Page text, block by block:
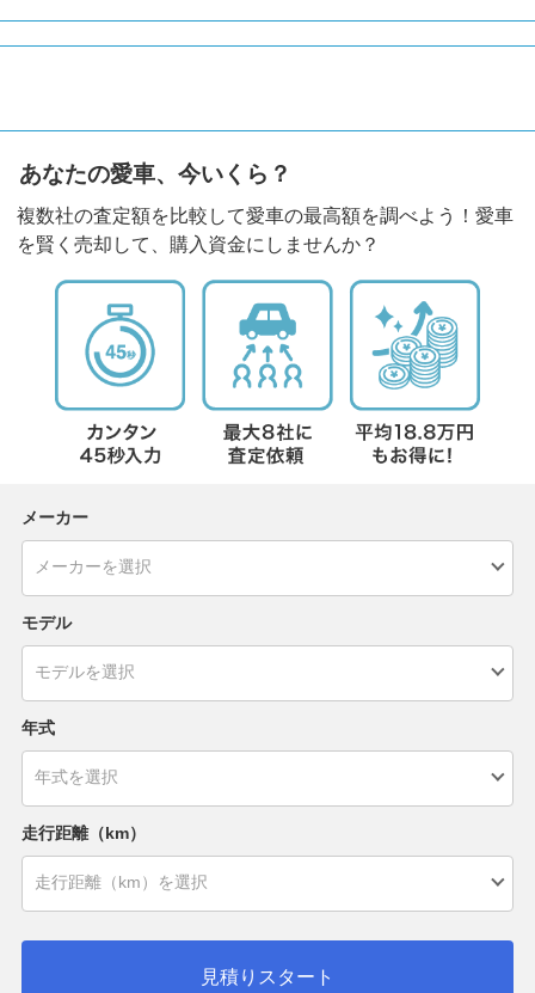
あなたの愛車、今いくら？
複数社の査定額を比較して愛車の最高額を調べよう！愛車
を賢く売却して、購入資金にしませんか？
メーカー
モデル
年式
走行距離（km）
見積りスタート